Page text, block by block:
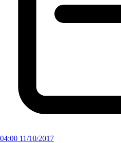
04:00 11/10/2017